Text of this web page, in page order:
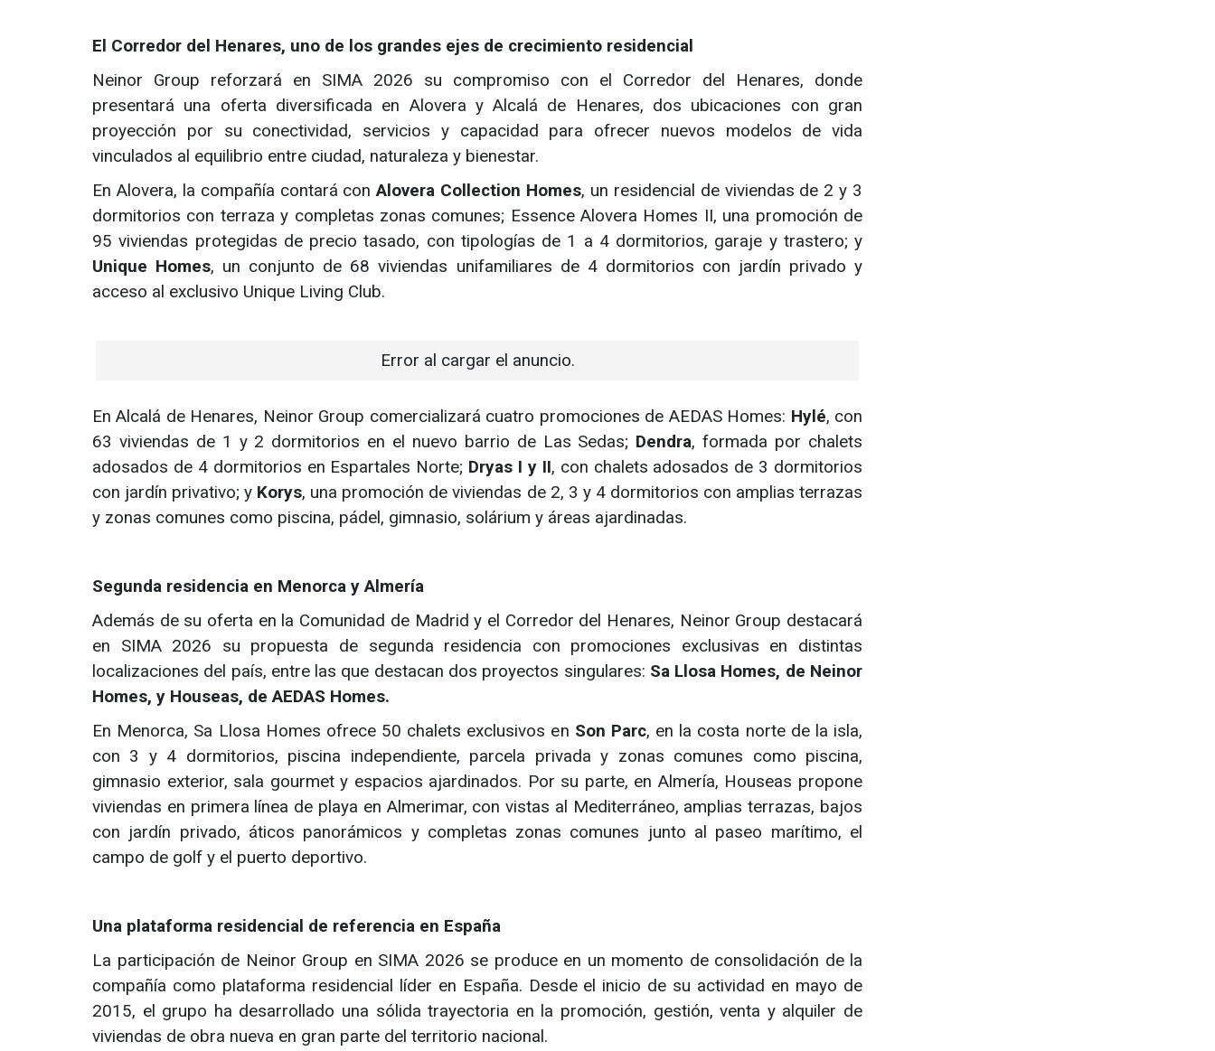
El Corredor del Henares, uno de los grandes ejes de crecimiento residencial
Neinor Group reforzará en SIMA 2026 su compromiso con el Corredor del Henares, donde
presentará una oferta diversificada en Alovera y Alcalá de Henares, dos ubicaciones con gran
proyección por su conectividad, servicios y capacidad para ofrecer nuevos modelos de vida
vinculados al equilibrio entre ciudad, naturaleza y bienestar.
En Alovera, la compañía contará conAlovera Collection Homes, un residencial de viviendas de 2 y 3
dormitorios con terraza y completas zonas comunes; Essence Alovera Homes II, una promoción de
95 viviendas protegidas de precio tasado, con tipologías de 1 a 4 dormitorios, garaje y trastero; y
Unique Homes, un conjunto de 68 viviendas unifamiliares de 4 dormitorios con jardín privado y
acceso al exclusivo Unique Living Club.
Error al cargar el anuncio.
En Alcalá de Henares, Neinor Group comercializará cuatro promociones de AEDAS Homes: Hylé, con
63 viviendas de 1 y 2 dormitorios en el nuevo barrio de Las Sedas; Dendra, formada por chalets
adosados de 4 dormitorios en Espartales Norte; Dryas I y II, con chalets adosados de 3 dormitorios
con jardín privativo; y Korys, una promoción de viviendas de 2, 3 y 4 dormitorios con amplias terrazas
y zonas comunes como piscina, pádel, gimnasio, solárium y áreas ajardinadas.
Segunda residencia en Menorca y Almería
Además de su oferta en la Comunidad de Madrid y el Corredor del Henares, Neinor Group destacará
en SIMA 2026 su propuesta de segunda residencia con promociones exclusivas en distintas
localizaciones del país, entre las que destacan dos proyectos singulares: Sa Llosa Homes, de Neinor
Homes, y Houseas, de AEDAS Homes.
En Menorca, Sa Llosa Homes ofrece 50 chalets exclusivos en Son Parc, en la costa norte de la isla,
con 3 y 4 dormitorios, piscina independiente, parcela privada y zonas comunes como piscina,
gimnasio exterior, sala gourmet y espacios ajardinados. Por su parte, en Almería, Houseas propone
viviendas en primera línea de playa en Almerimar, con vistas al Mediterráneo, amplias terrazas, bajos
con jardín privado, áticos panorámicos y completas zonas comunes junto al paseo marítimo, el
campo de golf y el puerto deportivo.
Una plataforma residencial de referencia en España
La participación de Neinor Group en SIMA 2026 se produce en un momento de consolidación de la
compañía como plataforma residencial líder en España. Desde el inicio de su actividad en mayo de
2015, el grupo ha desarrollado una sólida trayectoria en la promoción, gestión, venta y alquiler de
viviendas de obra nueva en gran parte del territorio nacional.